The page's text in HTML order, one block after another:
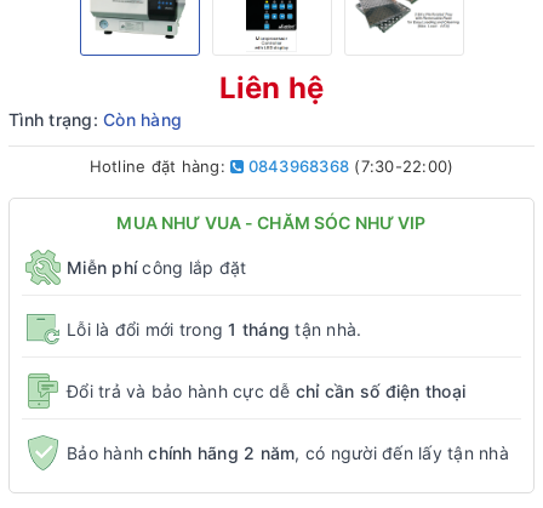
Liên hệ
Tình trạng: Còn hàng
Hotline đặt hàng: 0843968368 (7:30-22:00)
MUA NHƯ VUA - CHĂM SÓC NHƯ VIP
Miễn phícông lắp đặt
Lỗi là đổi mới trong1 tháng tận nhà.
Đổi trả và bảo hành cực dễ chỉ cần số điện thoại
Bảo hànhchính hãng 2 năm, có người đến lấy tận nhà